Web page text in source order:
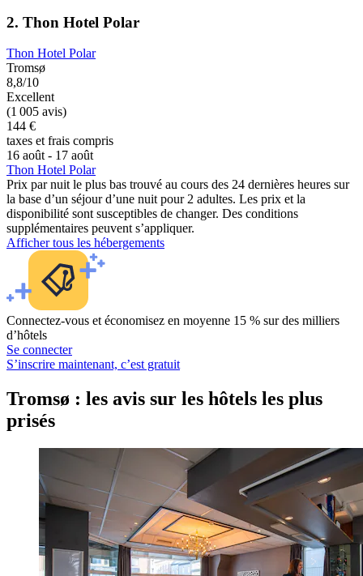
2. Thon Hotel Polar
Thon Hotel Polar
Tromsø
8,8/10
Excellent
(1 005 avis)
144 €
taxes et frais compris
16 août - 17 août
Thon Hotel Polar
Prix par nuit le plus bas trouvé au cours des 24 dernières heures sur
la base d’un séjour d’une nuit pour 2 adultes. Les prix et la
disponibilité sont susceptibles de changer. Des conditions
supplémentaires peuvent s’appliquer.
Afficher tous les hébergements
Connectez-vous et économisez en moyenne 15 % sur des milliers
d’hôtels
Se connecter
S’inscrire maintenant, c’est gratuit
Tromsø : les avis sur les hôtels les plus
prisés